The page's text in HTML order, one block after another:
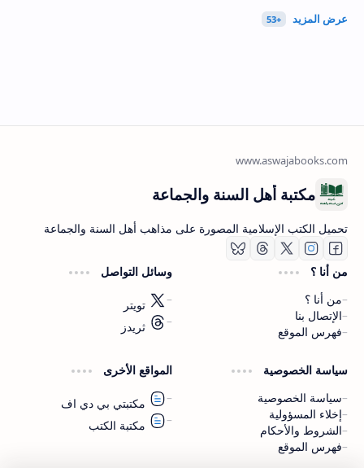
اشترك الآن
اشترك في قناتنا على تليجرام
مكتبة أهل السنة والجماعة
تحميل الكتب الإسلامية المصورة على مذاهب أهل السنة والجماعة
من أنا ؟
من أنا ؟
الإتصال بنا
فهرس الموقع
وسائل التواصل
تويتر
ثريدز
سياسة الخصوصية
سياسة الخصوصية
إخلاء المسؤولية
الشروط والأحكام
فهرس الموقع
المواقع الأخرى
مكتبتي بي دي اف
مكتبة الكتب